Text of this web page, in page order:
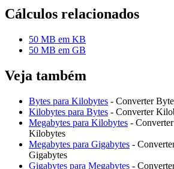
Cálculos relacionados
50 MB em KB
50 MB em GB
Veja também
Bytes para Kilobytes - Converter
Kilobytes para Bytes - Converter
Megabytes para Kilobytes -
Kilobytes
Megabytes para Gigabytes -
Gigabytes
Gigabytes para Megabytes -